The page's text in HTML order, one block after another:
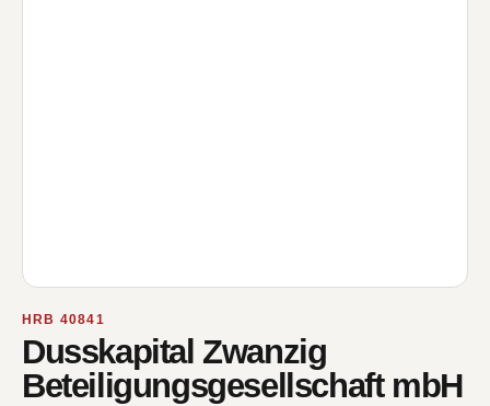
HRB 40841
Dusskapital Zwanzig
Beteiligungsgesellschaft mbH